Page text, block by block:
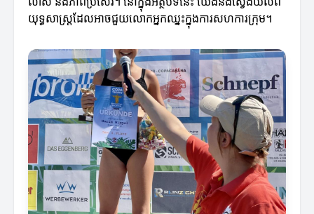
យុទ្ធសាស្រ្តដែលអាចជួយលោកអ្នកឈ្នះក្នុងការសហការ​ក្រុម។